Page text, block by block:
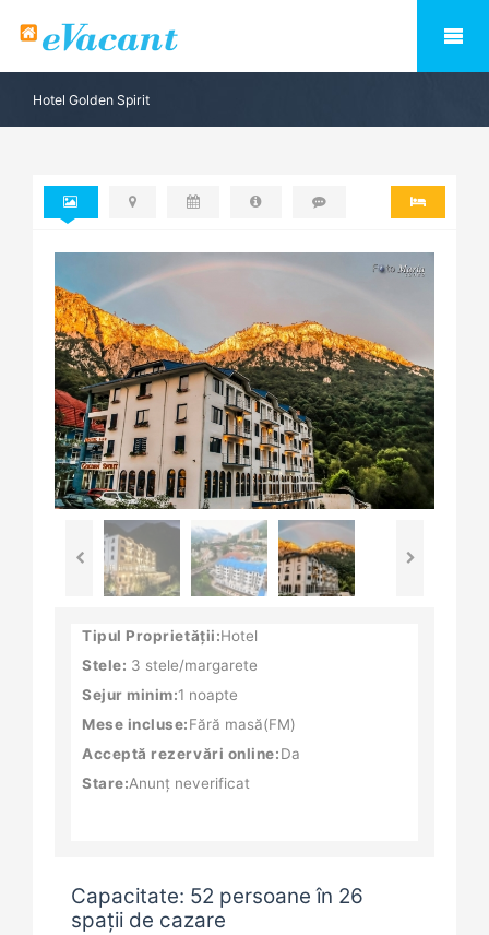
Hotel Golden Spirit
Tipul Proprietății:Hotel
Stele: 3 stele/margarete
Sejur minim:1 noapte
Mese incluse:Fără masă(FM)
Acceptă rezervări online:Da
Stare:Anunț neverificat
Capacitate: 52 persoane în 26
spații de cazare